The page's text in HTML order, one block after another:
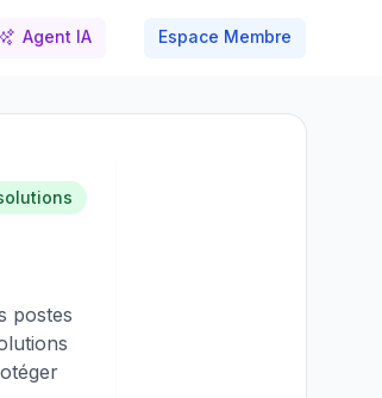
Agent IA Espace Membre
postes